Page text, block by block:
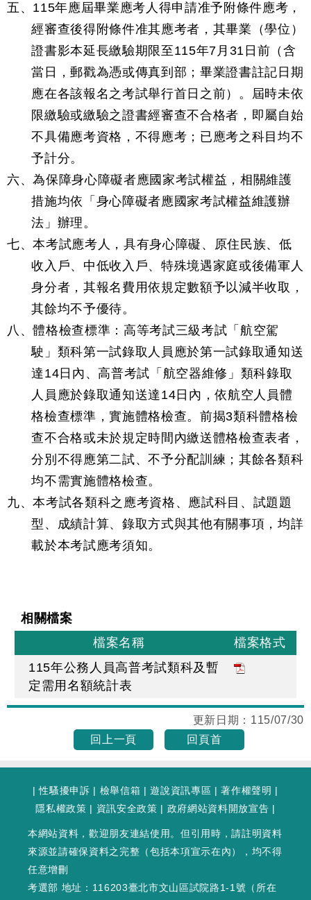
五、115年應屆畢業應考人得申請准予附條件應考，
經審查後得附條件准其應考者，其畢業（學位）
證書影本延長繳驗期限至115年7月31日前（含
當日，郵戳為憑或傳真到部；畢業證書註記日期
應在各該報名之考試舉行首日之前）。屆時未依
限繳驗或繳驗之證書經審查不合格者，即屬自始
不具備應考資格，不得應考；已應考之科目均不
予計分。
六、為保障身心障礙者應國家考試權益，相關維護
措施均依「身心障礙者應國家考試權益維護辦
法」辦理。
七、本考試應考人，具有身心障礙、原住民族、低
收入戶、中低收入戶、特殊境遇家庭或後備軍人
身分者，其報名費用依規定數額予以減半收取，
其餘均不予優待。
八、體格檢查標準：高等考試三級考試「航空駕
駛」類科第一試錄取人員應於第一試錄取通知送
達14日內、高普考試「航空器維修」類科錄取
人員應於錄取通知送達14日內，依航空人員體
格檢查標準，實施體格檢查。前揭3類科體格檢
查不合格或未於規定時間內繳送體格檢查表者，
分別不得應第二試、不予分配訓練；其餘各類科
均不需實施體格檢查。
九、本考試各類科之應考資格、應試科目、試題題
型、成績計算、錄取方式與其他有關事項，均詳
載於本考試應考須知。
相關檔案
檔案名稱
檔案格式
115年公務人員高普考試類科及暫
定需用名額統計表
更新日期： 115/07/30
回上一頁
回頁首
|性騷擾申訴 | 檢舉信箱 |遊說資訊專區 |著作權聲明 |
隱私權政策 | 資訊安全政策 | 政府網站資料開放宣告 |
本網站資料，歡迎朋友連結使用。但引用時，請註明資料
來源並請確保資料之完整（包括本項宣示在內），均不得
任意增刪
考選部 地址：116203臺北市文山區試院路1-1號（ 所在